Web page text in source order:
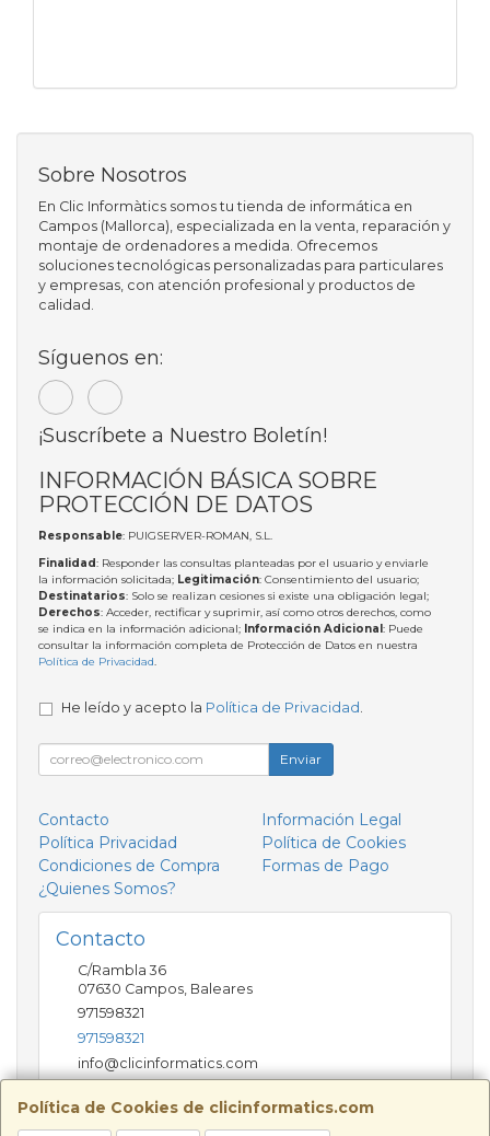
Política de Cookies de clicinformatics.com
Sobre Nosotros
En Clic Informàtics somos tu tienda de informática en
Campos (Mallorca), especializada en la venta, reparación y
montaje de ordenadores a medida. Ofrecemos
soluciones tecnológicas personalizadas para particulares
y empresas, con atención profesional y productos de
calidad.
Síguenos en:
¡Suscríbete a Nuestro Boletín!
INFORMACIÓN BÁSICA SOBRE
PROTECCIÓN DE DATOS
Responsable: PUIGSERVER-ROMAN, S.L.
Finalidad: Responder las consultas planteadas por el usuario y enviarle
la información solicitada; Legitimación: Consentimiento del usuario;
Destinatarios: Solo se realizan cesiones si existe una obligación legal;
Derechos: Acceder, rectificar y suprimir, así como otros derechos, como
se indica en la información adicional; Información Adicional: Puede
consultar la información completa de Protección de Datos en nuestra
Política de Privacidad.
He leído y acepto la Política de Privacidad
Enviar
Contacto
Información Legal
Política Privacidad
Política de Cookies
Condiciones de Compra
Formas de Pago
¿Quienes Somos?
Contacto
C/Rambla 36
07630 Campos Baleares
971598321
971598321
info@clicinformatics.com